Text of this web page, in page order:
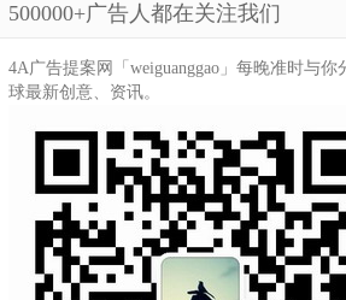
500000+广告人都在关注我们
4A广告提案网「weiguanggao」每晚准时与你
球最新创意、资讯。